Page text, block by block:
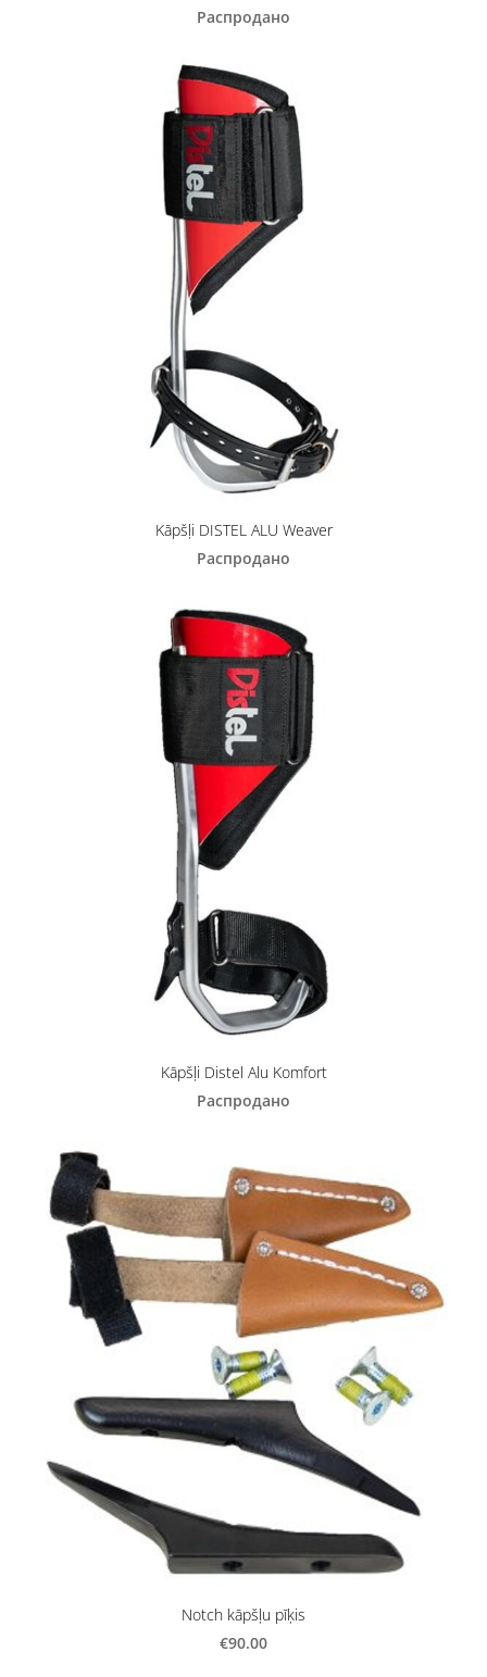
Распродано
Kāpšļi DISTEL ALU Weaver
Распродано
Kāpšļi Distel Alu Komfort
Распродано
Notch kāpšļu pīķis
€90.00